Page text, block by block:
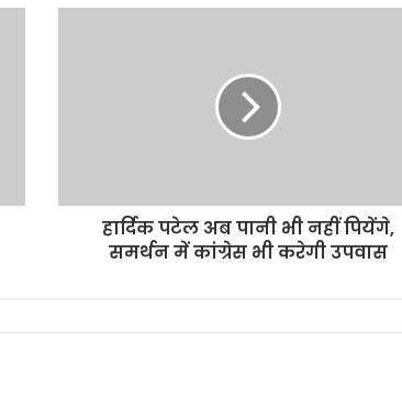
हार्दिक पटेल अब पानी भी नहीं पियेंगे,
समर्थन में कांग्रेस भी करेगी उपवास